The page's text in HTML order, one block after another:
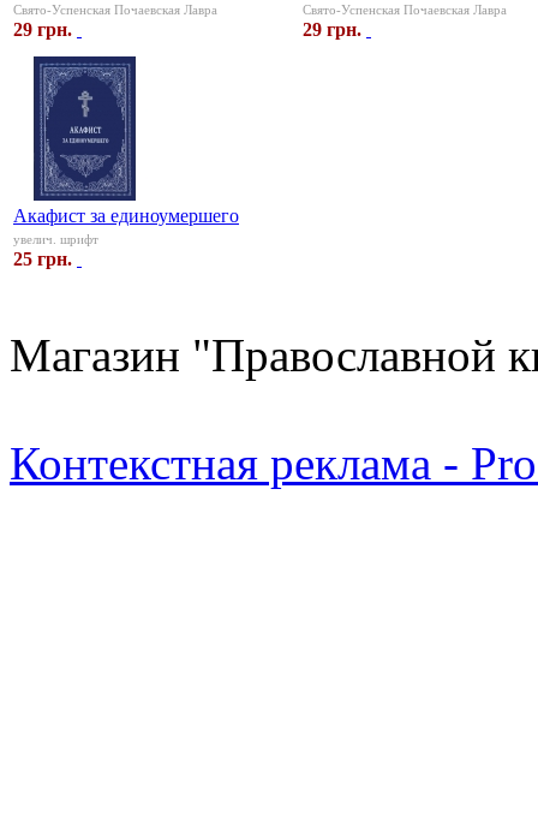
Свято-Успенская Почаевская Лавра
29 грн.
Свято-Успенская Почаевская Лавра
29 грн.
Акафист за единоумершего
увелич. шрифт
25 грн.
Магазин "Православной
Контекстная реклама -